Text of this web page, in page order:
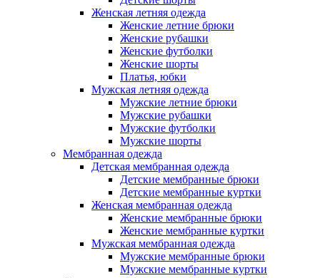
Женская летняя одежда
Женские летние брюки
Женские рубашки
Женские футболки
Женские шорты
Платья, юбки
Мужская летняя одежда
Мужские летние брюки
Мужские рубашки
Мужские футболки
Мужские шорты
Мембранная одежда
Детская мембранная одежда
Детские мембранные брюки
Детские мембранные куртки
Женская мембранная одежда
Женские мембранные брюки
Женские мембранные куртки
Мужская мембранная одежда
Мужские мембранные брюки
Мужские мембранные куртки